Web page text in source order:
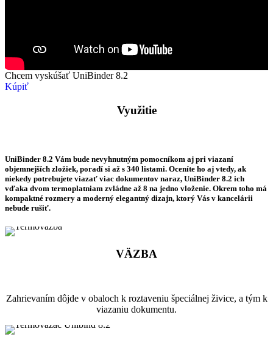
Chcem vyskúšať UniBinder 8.2
Kúpiť
Využitie
UniBinder 8.2 Vám bude nevyhnutným pomocníkom aj pri viazaní
objemnejších zložiek, poradí si až s 340 listami. Oceníte ho aj vtedy, ak
niekedy potrebujete viazať viac dokumentov naraz, UniBinder 8.2 ich
vďaka dvom termoplatniam zvládne až 8 na jedno vloženie. Okrem toho má
kompaktné rozmery a moderný elegantný dizajn, ktorý Vás v kancelárii
nebude rušiť.
VÄZBA
Zahrievaním dôjde v obaloch k roztaveniu špeciálnej živice, a tým k
viazaniu dokumentu.